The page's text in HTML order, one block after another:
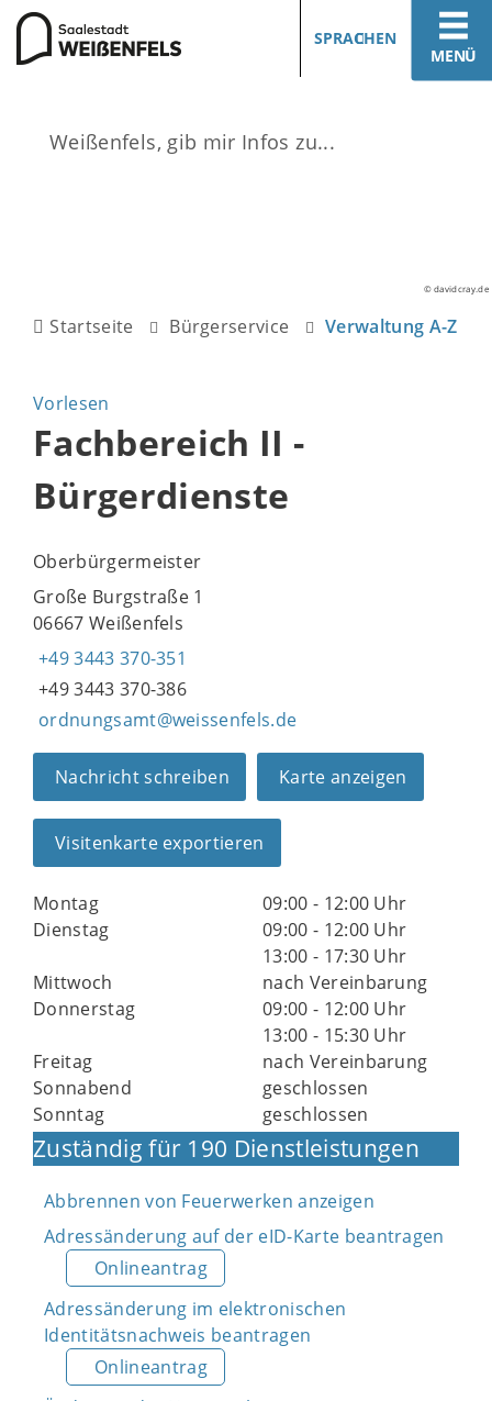
MENÜ
SPRACHEN
© davidcray.de
Startseite Bürgerservice Verwaltung A-Z
Vorlesen
Fachbereich II -
Bürgerdienste
Oberbürgermeister
Große Burgstraße 1
06667 Weißenfels
+49 3443 370-351
+49 3443 370-386
ordnungsamt@weissenfels.de
Nachricht schreiben Karte anzeigen
Visitenkarte exportieren
Montag
09:00 - 12:00 Uhr
Dienstag
09:00 - 12:00 Uhr
13:00 - 17:30 Uhr
Mittwoch
nach Vereinbarung
Donnerstag
09:00 - 12:00 Uhr
13:00 - 15:30 Uhr
Freitag
nach Vereinbarung
Sonnabend
geschlossen
Sonntag
geschlossen
Zuständig für 190 Dienstleistungen
Abbrennen von Feuerwerken anzeigen
Adressänderung auf der eID-Karte beantragen
Onlineantrag
Adressänderung im elektronischen
Identitätsnachweis beantragen
Onlineantrag